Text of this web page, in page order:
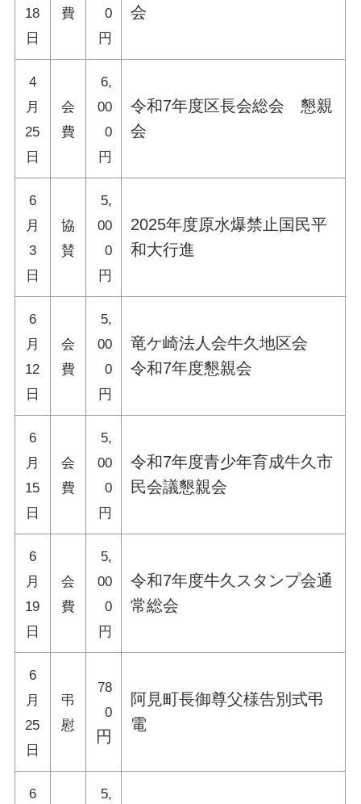
18
日
費
0
円
会
4
月
25
日
会
費
6,
00
0
円
令和7年度区長会総会 懇親
会
6
月
3
日
協
賛
5,
00
0
円
2025年度原水爆禁止国民平
和大行進
6
月
12
日
会
費
5,
00
0
円
竜ケ崎法人会牛久地区会
令和7年度懇親会
6
月
15
日
会
費
5,
00
0
円
令和7年度青少年育成牛久市
民会議懇親会
6
月
19
日
会
費
5,
00
0
円
令和7年度牛久スタンプ会通
常総会
6
月
25
日
弔
慰
78
0
円
阿見町長御尊父様告別式弔
電
6 5,